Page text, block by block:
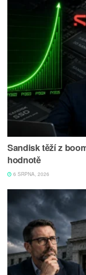
Sandisk těží z
hodnotě
6 SRPNA, 2026